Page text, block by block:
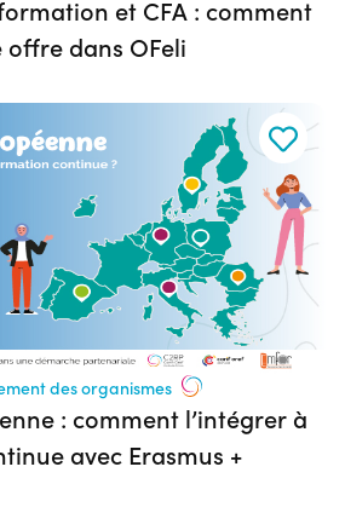
et CFA : comment
dans OFeli
des organismes
: comment l’intégrer à
avec Erasmus +